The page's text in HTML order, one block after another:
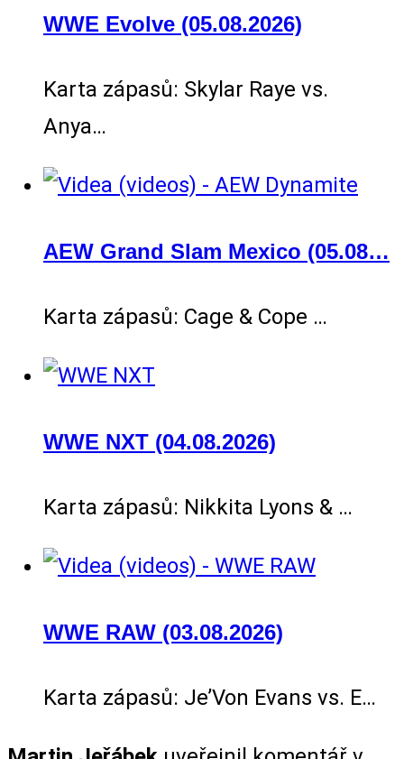
WWE Evolve (05.08.2026)
Karta zápasů: Skylar Raye vs.
Anya…
AEW Grand Slam Mexico (05.08…
Karta zápasů: Cage & Cope …
WWE NXT (04.08.2026)
Karta zápasů: Nikkita Lyons & …
WWE RAW (03.08.2026)
Karta zápasů: Je’Von Evans vs. E…